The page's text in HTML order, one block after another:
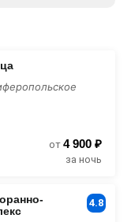
от 4 900 ₽
за ночь
4.8